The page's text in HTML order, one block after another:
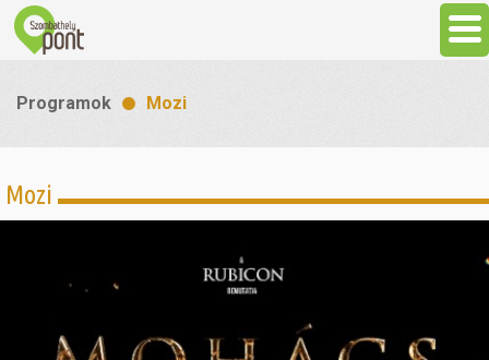
Látnivalók
Gasztronómia
Szállás
Programok Mozi
Mozi